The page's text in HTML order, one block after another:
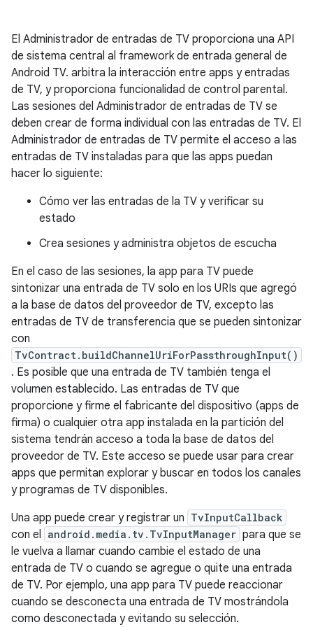
El Administrador de entradas de TV proporciona una API
de sistema central al framework de entrada general de
Android TV. arbitra la interacción entre apps y entradas
de TV, y proporciona funcionalidad de control parental.
Las sesiones del Administrador de entradas de TV se
deben crear de forma individual con las entradas de TV. El
Administrador de entradas de TV permite el acceso a las
entradas de TV instaladas para que las apps puedan
hacer lo siguiente:
Cómo ver las entradas de la TV y verificar su
estado
Crea sesiones y administra objetos de escucha
En el caso de las sesiones, la app para TV puede
sintonizar una entrada de TV solo en los URIs que agregó
a la base de datos del proveedor de TV, excepto las
entradas de TV de transferencia que se pueden sintonizar
con
TvContract.buildChannelUriForPassthroughInput()
. Es posible que una entrada de TV también tenga el
volumen establecido. Las entradas de TV que
proporcione y firme el fabricante del dispositivo (apps de
firma) o cualquier otra app instalada en la partición del
sistema tendrán acceso a toda la base de datos del
proveedor de TV. Este acceso se puede usar para crear
apps que permitan explorar y buscar en todos los canales
y programas de TV disponibles.
Una app puede crear y registrar un TvInputCallback
con el android.media.tv.TvInputManager para que se
le vuelva a llamar cuando cambie el estado de una
entrada de TV o cuando se agregue o quite una entrada
de TV. Por ejemplo, una app para TV puede reaccionar
cuando se desconecta una entrada de TV mostrándola
como desconectada y evitando su selección.